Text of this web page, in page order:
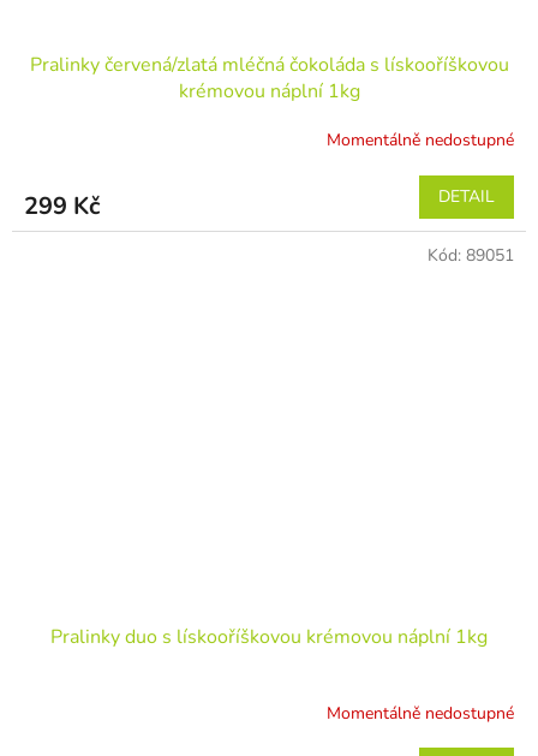
Pralinky červená/zlatá mléčná čokoláda s lískooříškovou
krémovou náplní 1kg
Momentálně nedostupné
299 Kč DETAIL
Pralinky duo s lískooříškovou krémovou náplní 1kg
Momentálně nedostupné
Kód: 89051